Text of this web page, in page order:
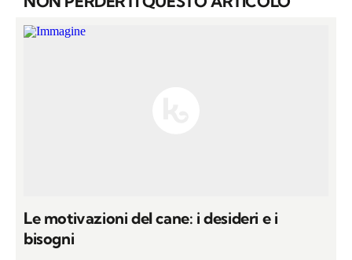
Le motivazioni del cane: i desideri e i
bisogni